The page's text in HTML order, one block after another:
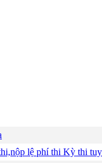
lệ phí thi Kỳ thi